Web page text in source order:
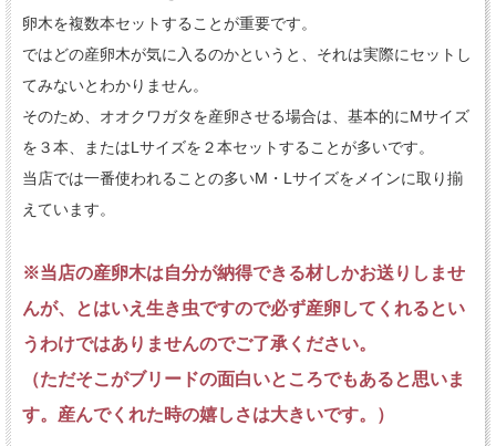
卵木を複数本セットすることが重要です。
ではどの産卵木が気に入るのかというと、それは実際にセットし
てみないとわかりません。
そのため、オオクワガタを産卵させる場合は、基本的にMサイズ
を３本、またはLサイズを２本セットすることが多いです。
当店では一番使われることの多いM・Lサイズをメインに取り揃
えています。
※当店の産卵木は自分が納得できる材しかお送りしませ
んが、とはいえ生き虫ですので必ず産卵してくれるとい
うわけではありませんのでご了承ください。
（ただそこがブリードの面白いところでもあると思いま
す。産んでくれた時の嬉しさは大きいです。）